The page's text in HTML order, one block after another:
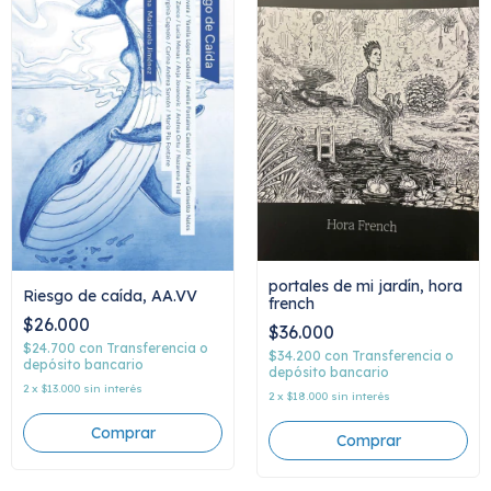
Riesgo de caída, AA.VV
$26.000
$24.700 con Transferencia o
depósito bancario
2 x $13.000 sin interés
portales de mi jardín, hora
french
$36.000
$34.200 con Transferencia o
depósito bancario
2 x $18.000 sin interés